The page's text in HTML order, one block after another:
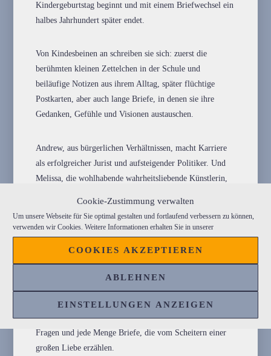
Cookie-Zustimmung verwalten
Um unsere Webseite für Sie optimal gestalten und fortlaufend verbessern zu können,
verwenden wir Cookies. Weitere Informationen erhalten Sie in unserer
COOKIES AKZEPTIEREN
ABLEHNEN
EINSTELLUNGEN ANZEIGEN
Kindergeburtstag beginnt und mit einem Briefwechsel ein
halbes Jahrhundert später endet.
Von Kindesbeinen an schreiben sie sich: zuerst die
berühmten kleinen Zettelchen in der Schule und
beiläufige Notizen aus ihrem Alltag, später flüchtige
Postkarten, aber auch lange Briefe, in denen sie ihre
Gedanken, Gefühle und Visionen austauschen.
Andrew, aus bürgerlichen Verhältnissen, macht Karriere
als erfolgreicher Jurist und aufsteigender Politiker. Und
Melissa, die wohlhabende wahrheitsliebende Künstlerin,
In diesen Briefen vertrauen sie sich alles an, mal traurig
wahrhaftig zueinander, kommen aber auch nie wirklich
voneinander los. Und am Ende bleiben nur Sehnsüchte,
Fragen und jede Menge Briefe, die vom Scheitern einer
großen Liebe erzählen.